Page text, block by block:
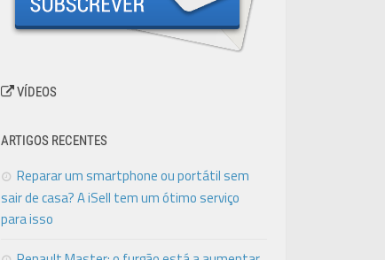
VÍDEOS
ARTIGOS RECENTES
Reparar um smartphone ou portátil sem
sair de casa? A iSell tem um ótimo serviço
para isso